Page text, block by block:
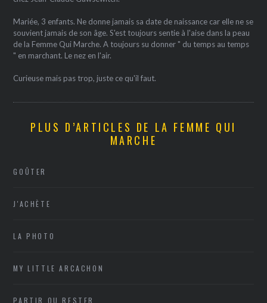
Mariée, 3 enfants. Ne donne jamais sa date de naissance car elle ne se
souvient jamais de son âge. S'est toujours sentie à l'aise dans la peau
de la Femme Qui Marche. A toujours su donner " du temps au temps
" en marchant. Le nez en l'air.
Curieuse mais pas trop, juste ce qu'il faut.
PLUS D’ARTICLES DE LA FEMME QUI
MARCHE
GOÛTER
J'ACHÈTE
LA PHOTO
MY LITTLE ARCACHON
PARTIR OU RESTER